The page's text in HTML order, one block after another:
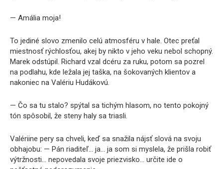
— Amália moja!
To jediné slovo zmenilo celú atmosféru v hale. Otec preťal
miestnosť rýchlosťou, akej by nikto v jeho veku nebol schopný.
Marek odstúpil. Richard vzal dcéru za ruku, potom sa pozrel
na podlahu, kde ležala jej taška, na šokovaných klientov a
nakoniec na Valériu Hudákovú.
— Čo sa tu stalo? spýtal sa tichým hlasom, no tento pokojný
tón spôsobil, že steny haly sa triasli.
Valériine pery sa chveli, keď sa snažila nájsť slová na svoju
obhajobu: — Pán riaditeľ… ja… ja som si myslela, že prišla robiť
výtržnosti… nepovedala svoje priezvisko… určite ide o